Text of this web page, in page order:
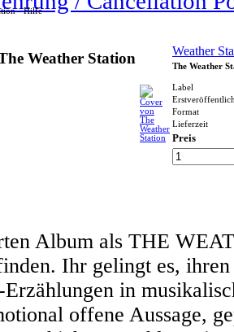
- Hilfe
Weather Station Weather
The Weather
Label
Format
Lieferzeit
Preis
Album als THE
Ihr gelingt es,
Erzählungen in
offene Aussage,